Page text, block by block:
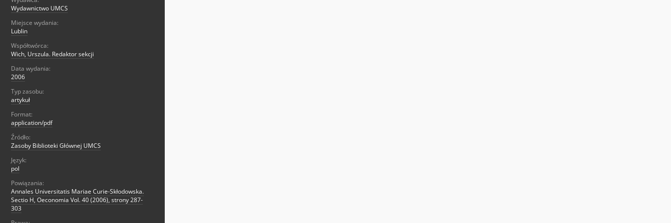
Wydawnictwo UMCS
Miejsce wydania:
Lublin
Współtwórca:
Wich, Urszula. Redaktor sekcji
Data wydania:
2006
Typ zasobu:
artykuł
Format:
application/pdf
Źródło:
Zasoby Biblioteki Głównej UMCS
Język:
pol
Powiązania:
Annales Universitatis Mariae Curie-Skłodowska.
Sectio H, Oeconomia Vol. 40 (2006), strony 287-
303